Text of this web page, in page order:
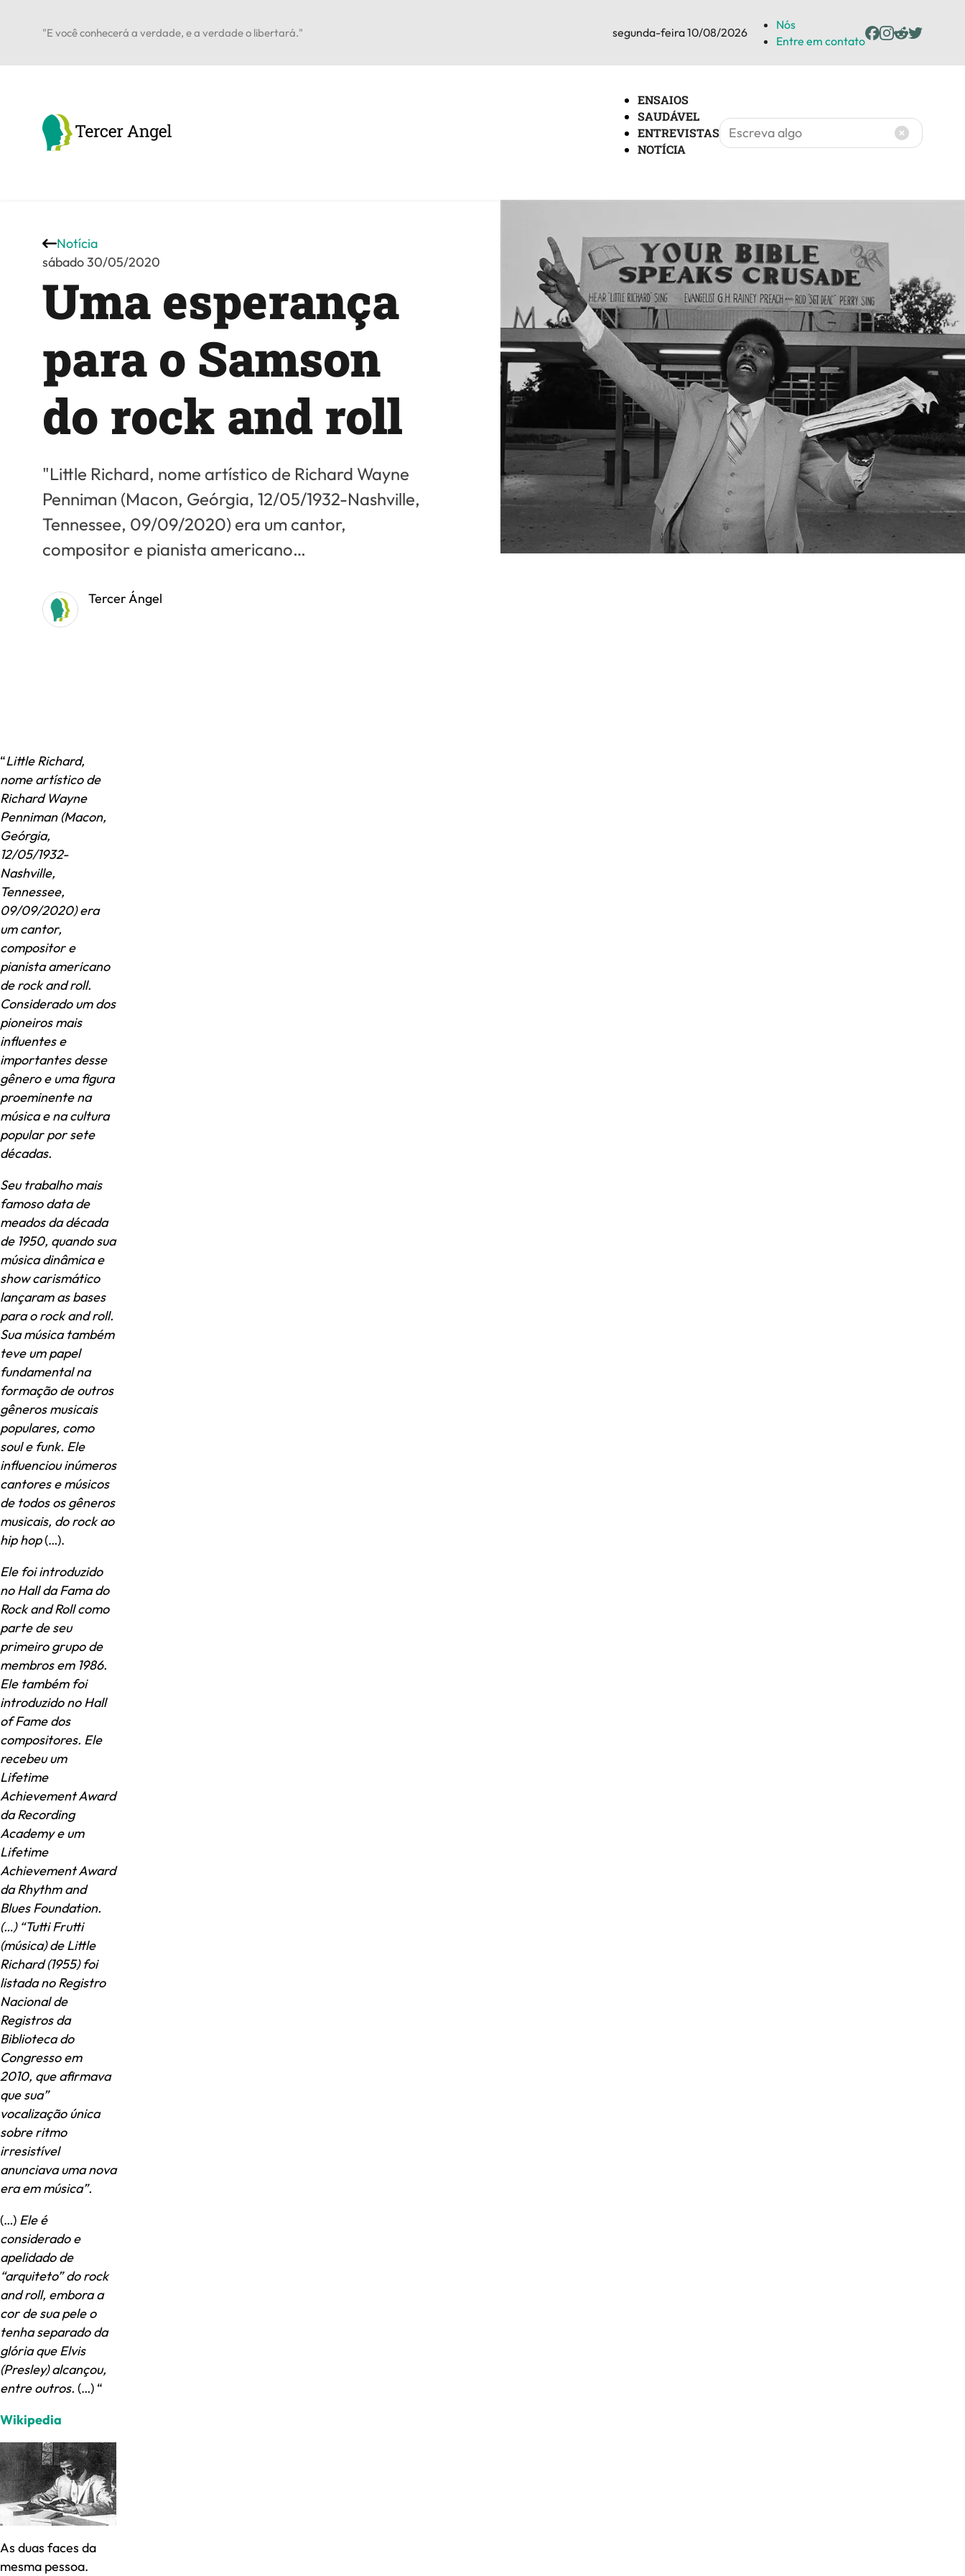
"E você conhecerá a verdade, e a verdade o libertará." segunda-feira 10/08/2026
Nós
Entre em contato
ENSAIOS
SAUDÁVEL
ENTREVISTAS
NOTÍCIA
Uma esperança
para o Samson
do rock and roll
Notícia
sábado 30/05/2020
"Little Richard, nome artístico de Richard Wayne
Penniman (Macon, Geórgia, 12/05/1932-Nashville,
Tennessee, 09/09/2020) era um cantor,
compositor e pianista americano…
Tercer Ángel
“Little Richard,
nome artístico de
Richard Wayne
Penniman (Macon,
Geórgia,
12/05/1932-
Nashville,
Tennessee,
09/09/2020) era
um cantor,
compositor e
pianista americano
de rock and roll.
Considerado um dos
pioneiros mais
influentes e
importantes desse
gênero e uma figura
proeminente na
música e na cultura
popular por sete
décadas.
Seu trabalho mais
famoso data de
meados da década
de 1950, quando sua
música dinâmica e
show carismático
lançaram as bases
para o rock and roll.
Sua música também
teve um papel
fundamental na
formação de outros
gêneros musicais
populares, como
soul e funk. Ele
influenciou inúmeros
cantores e músicos
de todos os gêneros
musicais, do rock ao
hip hop(…).
Ele foi introduzido
no Hall da Fama do
Rock and Roll como
parte de seu
primeiro grupo de
membros em 1986.
Ele também foi
introduzido no Hall
of Fame dos
compositores. Ele
recebeu um
Lifetime
Achievement Award
da Recording
Academy e um
Lifetime
Achievement Award
da Rhythm and
Blues Foundation.
(…) “Tutti Frutti
(música) de Little
Richard (1955) foi
listada no Registro
Nacional de
Registros da
Biblioteca do
Congresso em
2010, que afirmava
que sua”
vocalização única
sobre ritmo
irresistível
anunciava uma nova
era em música”.
(…) Ele é
considerado e
apelidado de
“arquiteto” do rock
and roll, embora a
cor de sua pele o
tenha separado da
glória que Elvis
(Presley) alcançou,
entre outros. (…) “
Wikipedia
As duas faces da
mesma pessoa.